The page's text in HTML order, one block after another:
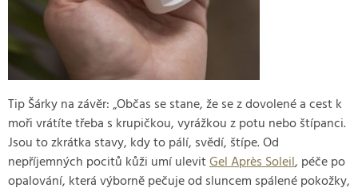
Tip Šárky na závěr: „Občas se stane, že se z dovolené a cest k
moři vrátíte třeba s krupičkou, vyrážkou z potu nebo štípanci.
Jsou to zkrátka stavy, kdy to pálí, svědí, štípe. Od
nepříjemných pocitů kůži umí ulevitGel Après Soleil, péče po
opalování, která výborně pečuje od sluncem spálené pokožky,